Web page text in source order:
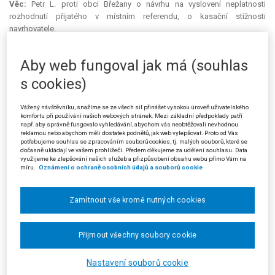
Věc:Petr L. proti obci Břežany o návrhu na vyslovení neplatnosti
rozhodnutí přijatého v místním referendu, o kasační stížnosti
navrhovatele.
28, zamítl návrh na vyslovení neplatnosti rozhodnutí přijatého v místním
referendu. Jednalo se oreferendum
vyhlášené v obci Břežany II o
otázkách:„1. Jste pro vybudování výsypek JS a JV u lesíku Bělka? 2. Jste
Navrhovatel (stěžovatel) brojil proti uvedenému usnesení kasační
stížností, ve které namítal jeho nezákonnost spočívající v nesprávném
posouzení právní otázky soudem. Stěžovatel tvrdil, že krajský soud
chybně vyhodnotil otázky položené v referendu. Nebylo z nich totiž
zřejmé, že je třeba je zasazovat do širších souvislostí projednávaných
jednoznačně týkaly věcí, jež jsou mimo agendu samostatné působnosti
obce, a konání referenda tak odporovalo § 6 a § 7 zákona o místním
souvislost místního referenda s rozhodováním o změnách územního
používal judikaturu, pokud vycházel z nálezu Ústavního soudu ze dne
Aby web fungoval jak má (souhlas
s cookies)
Vážený návštěvníku, snažíme se ze všech sil přinášet vysokou úroveň uživatelského
komfortu při používání našich webových stránek. Mezi základní předpoklady patří
např. aby správně fungovalo vyhledávání, abychom vás neobtěžovali nevhodnou
reklamou nebo abychom měli dostatek podnětů, jak web vylepšovat. Proto od Vás
potřebujeme souhlas se zpracováním souborů cookies, tj. malých souborů, které se
dočasně ukládají ve vašem prohlížeči. Předem děkujeme za udělení souhlasu. Data
využijeme ke zlepšování našich služeb a přizpůsobení obsahu webu přímo Vám na
míru.
Oznámení o ochraně osobních údajů a souborů cookie
Nastavení souborů cookie
Zamítnout vše kromě nutných cookies
Přijmout všechny soubory cookie